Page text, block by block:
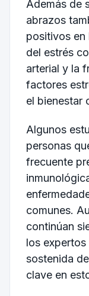
Además de
abrazos
positivos en
del estrés
arterial y la
factores
el bienestar
Algunos
personas
frecuente
comunes.
continúan
los
sostenida
clave en